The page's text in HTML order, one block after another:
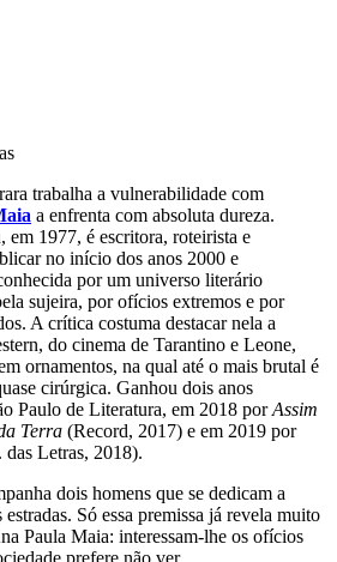
trabalha a vulnerabilidade com
a enfrenta com absoluta dureza.
em 1977, é escritora, roteirista e
no início dos anos 2000 e
por um universo literário
sujeira, por ofícios extremos e por
A crítica costuma destacar nela a
do cinema de Tarantino e Leone,
ornamentos, na qual até o mais brutal é
cirúrgica. Ganhou dois anos
Paulo de Literatura, em 2018 porAssim
Terra (Record, 2017) e em 2019 por
das Letras, 2018).
dois homens que se dedicam a
Só essa premissa já revela muito
Paula Maia: interessam-lhe os ofícios
prefere não ver.